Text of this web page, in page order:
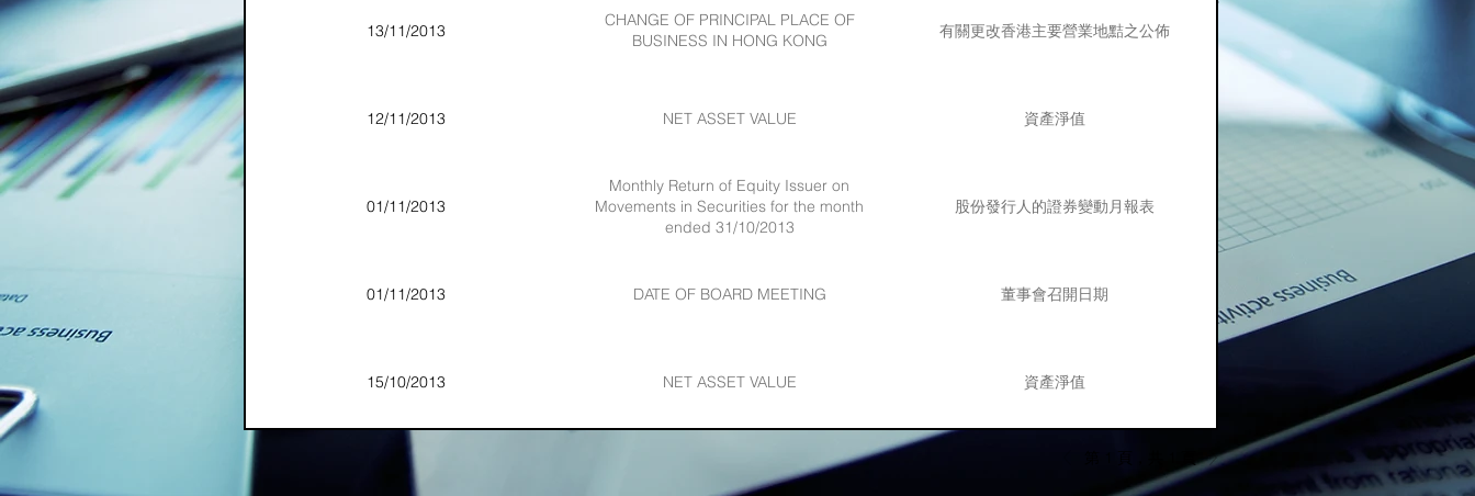
13/11/2013
CHANGE OF PRINCIPAL PLACE OF
BUSINESS IN HONG KONG
有關更改香港主要營業地黠之公佈
12/11/2013 NET ASSET VALUE 資產淨值
01/11/2013
Monthly Return of Equity Issuer on
Movements in Securities for the month
ended 31/10/2013
股份發行人的證券變動月報表
01/11/2013 DATE OF BOARD MEETING 董事會召開日期
15/10/2013 NET ASSET VALUE 資產淨值
第 1 頁，共 1 頁